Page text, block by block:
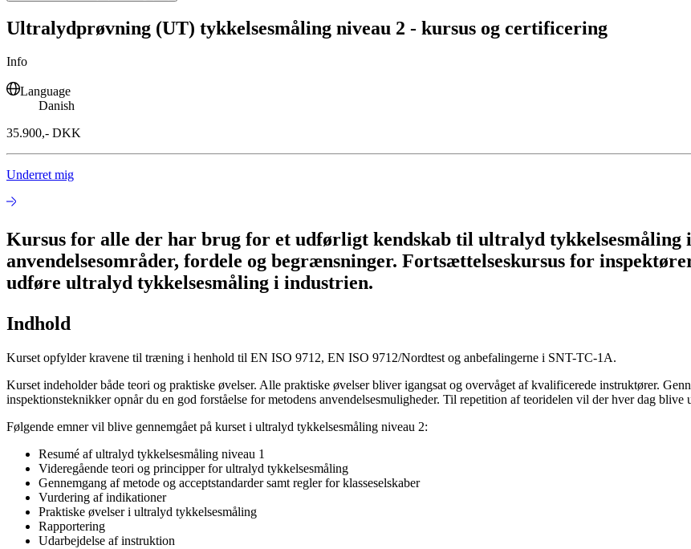
Ultralydprøvning (UT) tykkelsesmåling niveau 2 - kursus og certificering
Info
Language
Danish
35.900,- DKK
Underret mig
Kursus for alle der har brug for et udførligt kendskab til ultralyd tykkelsesmåling
anvendelsesområder, fordele og begrænsninger. Fortsættelseskursus for
udføre ultralyd tykkelsesmåling i industrien.
Indhold
Kurset opfylder kravene til træning i henhold til EN ISO 9712, EN ISO 9712/Nordtest og anbefalingerne i SNT-TC-1A.
Kurset indeholder både teori og praktiske øvelser. Alle praktiske øvelser bliver igangsat og overvåget af kvalificerede instruktører.
inspektionsteknikker opnår du en god forståelse for metodens anvendelsesmuligheder. Til repetition af teoridelen vil der hver dag blive
Følgende emner vil blive gennemgået på kurset i ultralyd tykkelsesmåling niveau 2:
Resumé af ultralyd tykkelsesmåling niveau 1
Videregående teori og principper for ultralyd tykkelsesmåling
Gennemgang af metode og acceptstandarder samt regler for klasseselskaber
Vurdering af indikationer
Praktiske øvelser i ultralyd tykkelsesmåling
Rapportering
Udarbejdelse af instruktion